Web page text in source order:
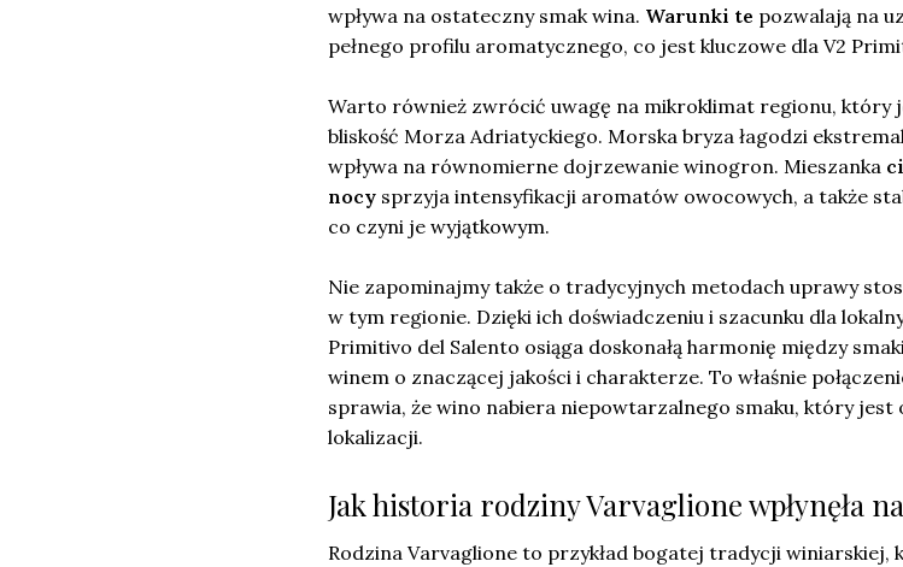
wpływa na ostateczny smak wina. Warunki te pozwalają na
pełnego profilu aromatycznego, co jest kluczowe dla V2
Warto również zwrócić uwagę na mikroklimat regionu, który
bliskość Morza Adriatyckiego. Morska bryza łagodzi
wpływa na równomierne dojrzewanie winogron. Mieszanka
nocy sprzyja intensyfikacji aromatów owocowych, a także
co czyni je wyjątkowym.
Nie zapominajmy także o tradycyjnych metodach uprawy
w tym regionie. Dzięki ich doświadczeniu i szacunku dla
Primitivo del Salento osiąga doskonałą harmonię między
winem o znaczącej jakości i charakterze. To właśnie
sprawia, że wino nabiera niepowtarzalnego smaku, który
lokalizacji.
Jak historia rodziny Varvaglione wpłynęła
Rodzina Varvaglione to przykład bogatej tradycji winiarskiej,